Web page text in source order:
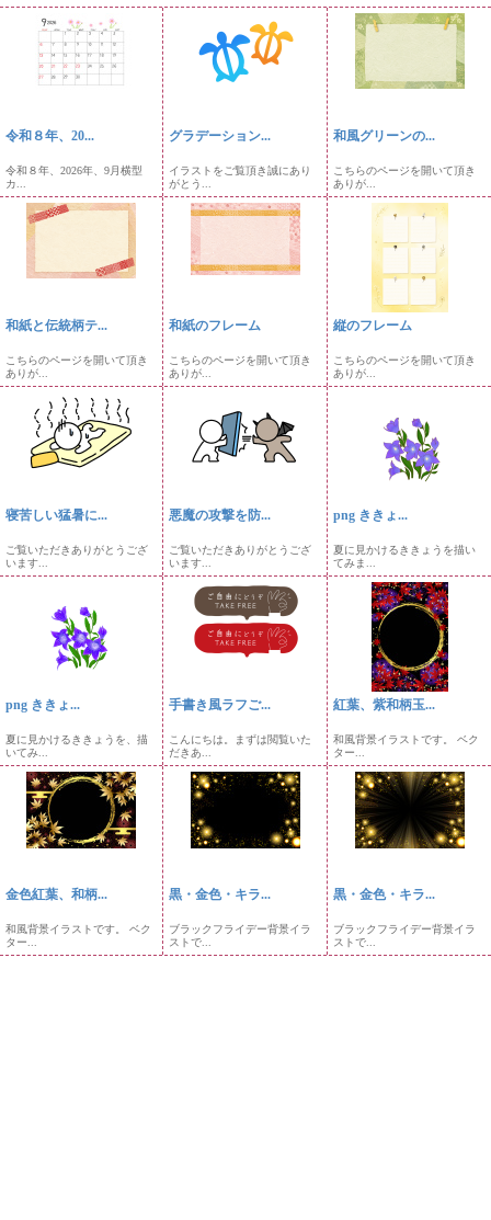
令和８年、20...
令和８年、2026年、9月横型
カ...
グラデーション...
イラストをご覧頂き誠にあり
がとう...
和風グリーンの...
こちらのページを開いて頂き
ありが...
和紙と伝統柄テ...
こちらのページを開いて頂き
ありが...
和紙のフレーム
こちらのページを開いて頂き
ありが...
縦のフレーム
こちらのページを開いて頂き
ありが...
寝苦しい猛暑に...
ご覧いただきありがとうござ
います...
悪魔の攻撃を防...
ご覧いただきありがとうござ
います...
png ききょ...
夏に見かけるききょうを描い
てみま...
png ききょ...
夏に見かけるききょうを、描
いてみ...
手書き風ラフご...
こんにちは。まずは閲覧いた
だきあ...
紅葉、紫和柄玉...
和風背景イラストです。 ベク
ター...
金色紅葉、和柄...
和風背景イラストです。 ベク
ター...
黒・金色・キラ...
ブラックフライデー背景イラ
ストで...
黒・金色・キラ...
ブラックフライデー背景イラ
ストで...